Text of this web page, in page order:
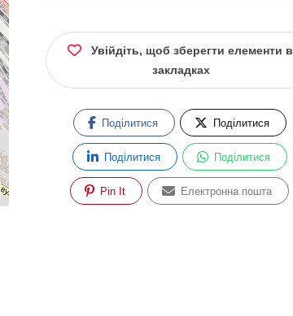
Увійдіть, щоб зберегти елементи в
закладках
Поділитися Поділитися
Поділитися Поділитися
Pin It Електронна пошта